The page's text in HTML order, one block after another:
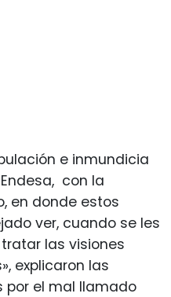
e inmundicia
con la
en donde estos
ver, cuando se les
las visiones
explicaron las
el mal llamado